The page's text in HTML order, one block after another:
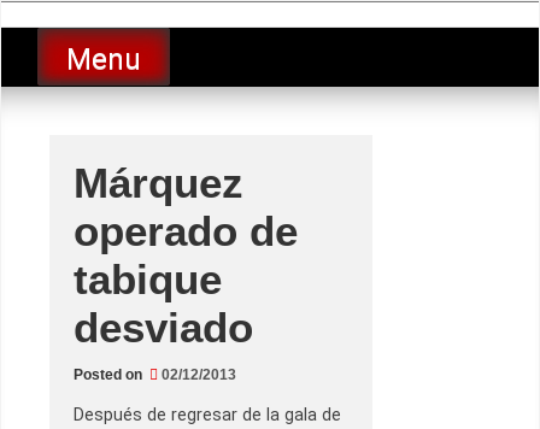
to
contentLucio Lopez GP
luciolopezgp
Menu
Márquez
operado de
tabique
desviado
Posted on 02/12/2013
Después de regresar de la gala de